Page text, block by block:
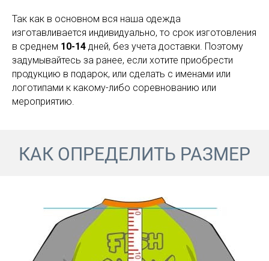
Так как в основном вся наша одежда
изготавливается индивидуально, то срок изготовления
в среднем 10-14 дней, без учета доставки. Поэтому
задумывайтесь за ранее, если хотите приобрести
продукцию в подарок, или сделать с именами или
логотипами к какому-либо соревнованию или
мероприятию.
КАК ОПРЕДЕЛИТЬ РАЗМЕР